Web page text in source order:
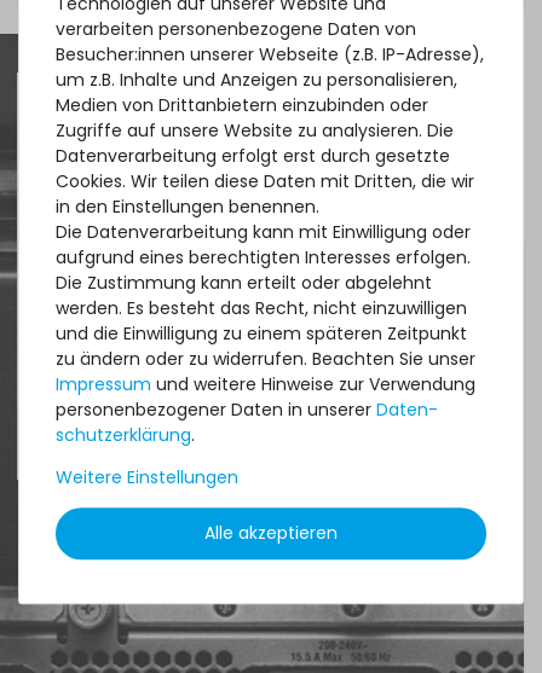
Quick shipment for heavy-weigth servers
an perfect state of the machines. Also
great paying options and Euro VAT
managing.
DAVID G.
ausTres Cantos
4.96 /5.00
verarbeiten personenbezogene Daten von
Besucher:innen unserer Webseite (z.B. IP-Adresse),
um z.B. Inhalte und Anzeigen zu personalisieren,
Medien von Drittanbietern einzubinden oder
Zugriffe auf unsere Website zu analysieren. Die
Datenverarbeitung erfolgt erst durch gesetzte
Cookies. Wir teilen diese Daten mit Dritten, die wir
in den Einstellungen benennen.
Die Datenverarbeitung kann mit Einwilligung oder
aufgrund eines berechtigten Interesses erfolgen.
Die Zustimmung kann erteilt oder abgelehnt
werden. Es besteht das Recht, nicht einzuwilligen
und die Einwilligung zu einem späteren Zeitpunkt
zu ändern oder zu widerrufen. Beachten Sie unser
Impressum und weitere Hinweise zur Verwendung
personenbezogener Daten in unserer Daten­
schutz­erklärung.
Weitere Einstellungen
Alle akzeptieren